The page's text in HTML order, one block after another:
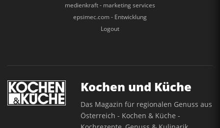
medienkraft - marketing services
epsimec.com - Entwicklung
Logout
Kochen und Küche
Das Magazin für regionalen Genuss aus
Österreich - Kochen & Küche -